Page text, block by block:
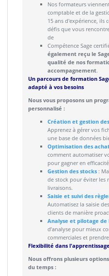
Nos formateurs
comptable et de la
15 ans d'expérience, ils
défis que vous
de
Compétence Sage
également reçu le
qualité de nos
accompagnement.
Un parcours de formation
adapté à vos besoins
Nous vous proposons un
personnalisé :
Création et gestion
Apprenez à gérer vos
une base de données
Optimisation des
comment automatiser
pour gagner en
Gestion des stocks :
de stock pour éviter les
livraisons.
Saisie et suivi des
Automatisez la saisie
clients de manière
Analyse et pilotage
d’analyse pour mieux
commerciales et
Flexibilité dans l'apprentissage
Nous offrons plusieurs
du temps :